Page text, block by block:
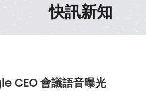
快訊新知
CEO 會議語音曝光